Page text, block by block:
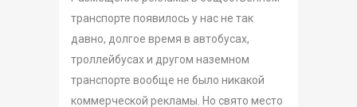
транспорте появилось у нас не так
давно, долгое время в автобусах,
троллейбусах и другом наземном
транспорте вообще не было никакой
коммерческой рекламы. Но свято место